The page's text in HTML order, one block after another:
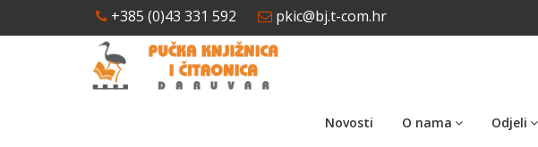
+385 (0)43 331 592 pkic@bj.t-com.hr
Novosti O nama Odjeli